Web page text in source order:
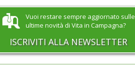
Vuoi restare sempre aggiornato sulle
ultime novità di Vita in Campagna?
ISCRIVITI ALLA NEWSLETTER